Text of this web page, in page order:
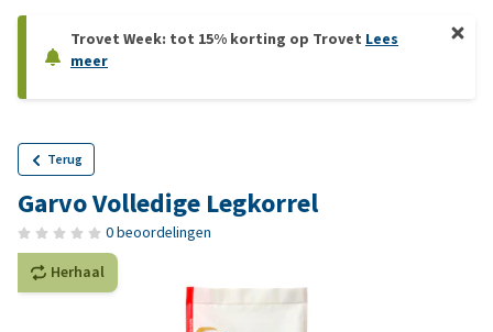
Trovet Week: tot 15% korting op Trovet Lees
meer
Terug
Garvo Volledige Legkorrel
0 beoordelingen
Herhaal